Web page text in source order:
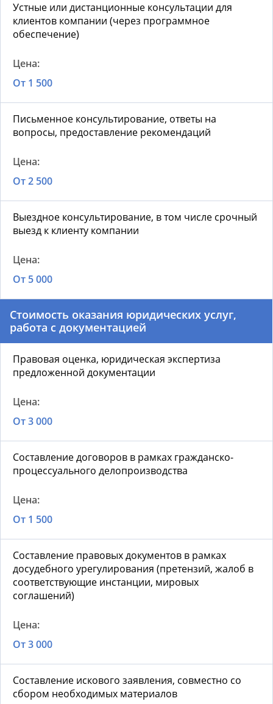
Устные или дистанционные консультации для
клиентов компании (через программное
обеспечение)
От 1 500
Письменное консультирование, ответы на
вопросы, предоставление рекомендаций
От 2 500
Выездное консультирование, в том числе срочный
выезд к клиенту компании
От 5 000
Стоимость оказания юридических услуг,
работа с документацией
Правовая оценка, юридическая экспертиза
предложенной документации
От 3 000
Составление договоров в рамках гражданско-
процессуального делопроизводства
От 1 500
Составление правовых документов в рамках
досудебного урегулирования (претензий, жалоб в
соответствующие инстанции, мировых
соглашений)
От 3 000
Составление искового заявления, совместно со
сбором необходимых материалов